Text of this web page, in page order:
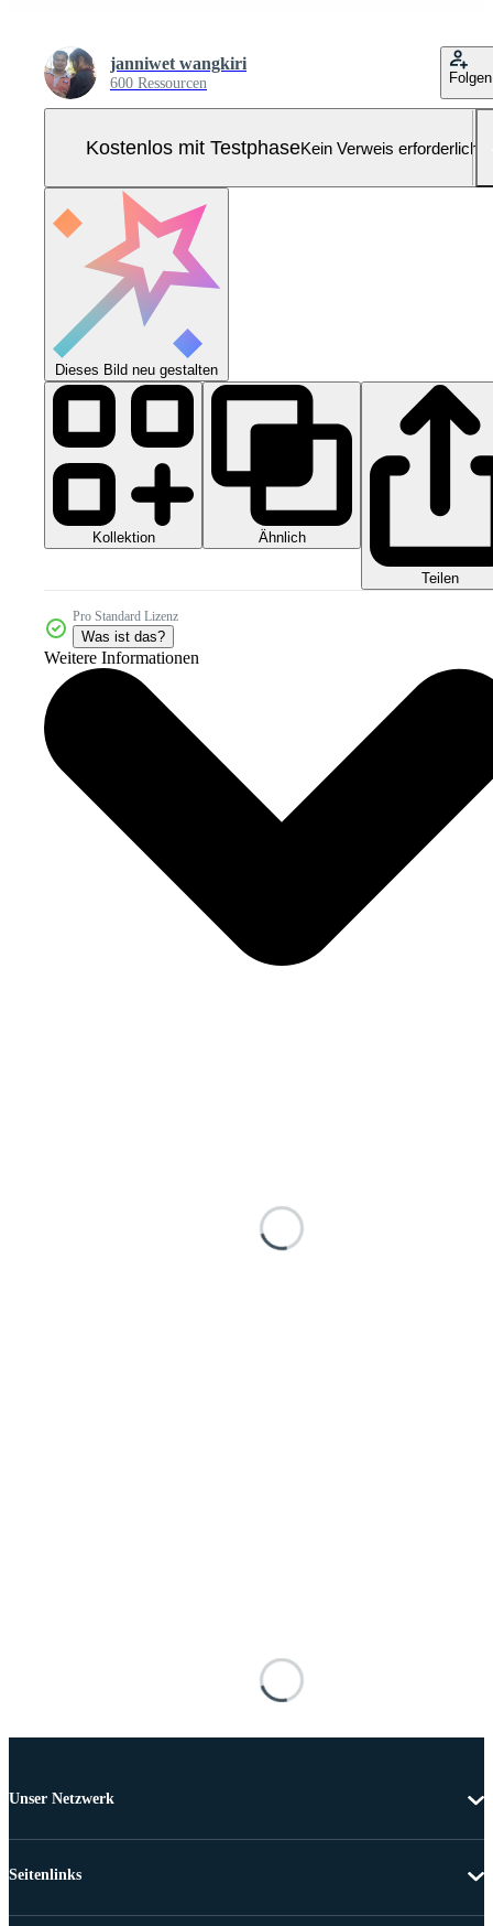
janniwet wangkiri
600 Ressourcen Folgen
Kostenlos mit TestphaseKein Verweis erforderlich
Dieses Bild neu gestalten
Kollektion Ähnlich
Teilen
Pro Standard Lizenz
Was ist das?
Weitere Informationen
Unser Netzwerk
Seitenlinks